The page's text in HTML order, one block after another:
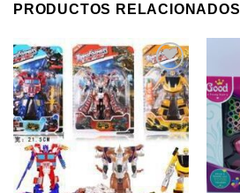
PRODUCTOS RELACIONADOS
Añadir a
favoritos